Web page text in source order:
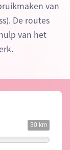
van
De routes
van het
30 km